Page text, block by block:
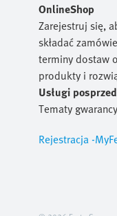
OnlineShop
Zarejestruj się,
składać
terminy dostaw
produkty i
Usługi
Tematy
Rejestracja -